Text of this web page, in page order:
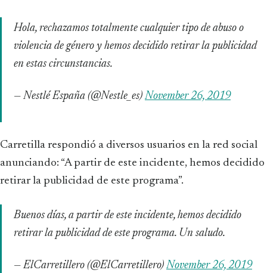
Hola, rechazamos totalmente cualquier tipo de abuso o
violencia de género y hemos decidido retirar la publicidad
en estas circunstancias.
— Nestlé España (@Nestle_es) November 26, 2019
Carretilla respondió a diversos usuarios en la red social
anunciando: “A partir de este incidente, hemos decidido
retirar la publicidad de este programa”.
Buenos días, a partir de este incidente, hemos decidido
retirar la publicidad de este programa. Un saludo.
— ElCarretillero (@ElCarretillero) November 26, 2019